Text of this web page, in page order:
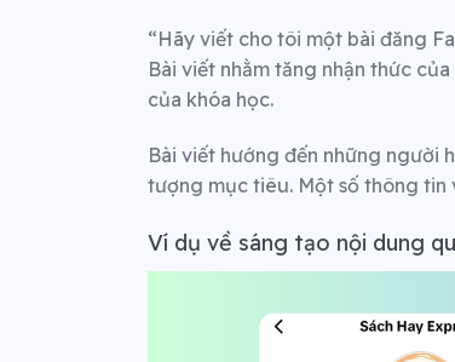
“Hãy viết cho tôi một bài đăng
Bài viết nhằm tăng nhận thức
của khóa học.
Bài viết hướng đến những người
tượng mục tiêu. Một số thông tin
Ví dụ về sáng tạo nội dung